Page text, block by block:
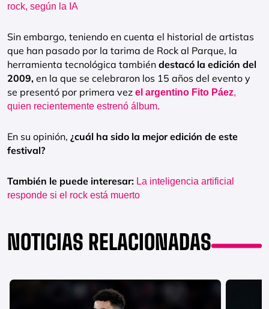
rock, según la IA
Sin embargo, teniendo en cuenta el historial de artistas
que han pasado por la tarima de Rock al Parque, la
herramienta tecnológica también destacó la edición del
2009, en la que se celebraron los 15 años del evento y
se presentó por primera vez el argentino Fito Páez,
quien recientemente estrenó álbum.
En su opinión, ¿cuál ha sido la mejor edición de este
festival?
También le puede interesar: La inteligencia artificial
responde si el rock está muerto
NOTICIAS RELACIONADAS